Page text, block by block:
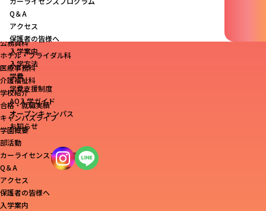
Q＆A
アクセス
保護者の皆様へ
入学案内
入学方法
学費
学費支援制度
AO入学ガイド
オープンキャンパス
お知らせ
学科一覧
公務員科
ホテル・ブライダル科
医療事務科
介護福祉科
学校紹介
合格・就職実績
キャンパスライフ
学園概要
部活動
カーライセンスプログラム
Q＆A
アクセス
保護者の皆様へ
入学案内